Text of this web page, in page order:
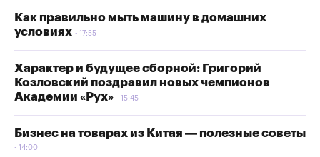
Как правильно мыть машину в домашних
условиях
17:55
Характер и будущее сборной: Григорий
Козловский поздравил новых чемпионов
Академии «Рух»
15:45
Бизнес на товарах из Китая — полезные советы
14:00